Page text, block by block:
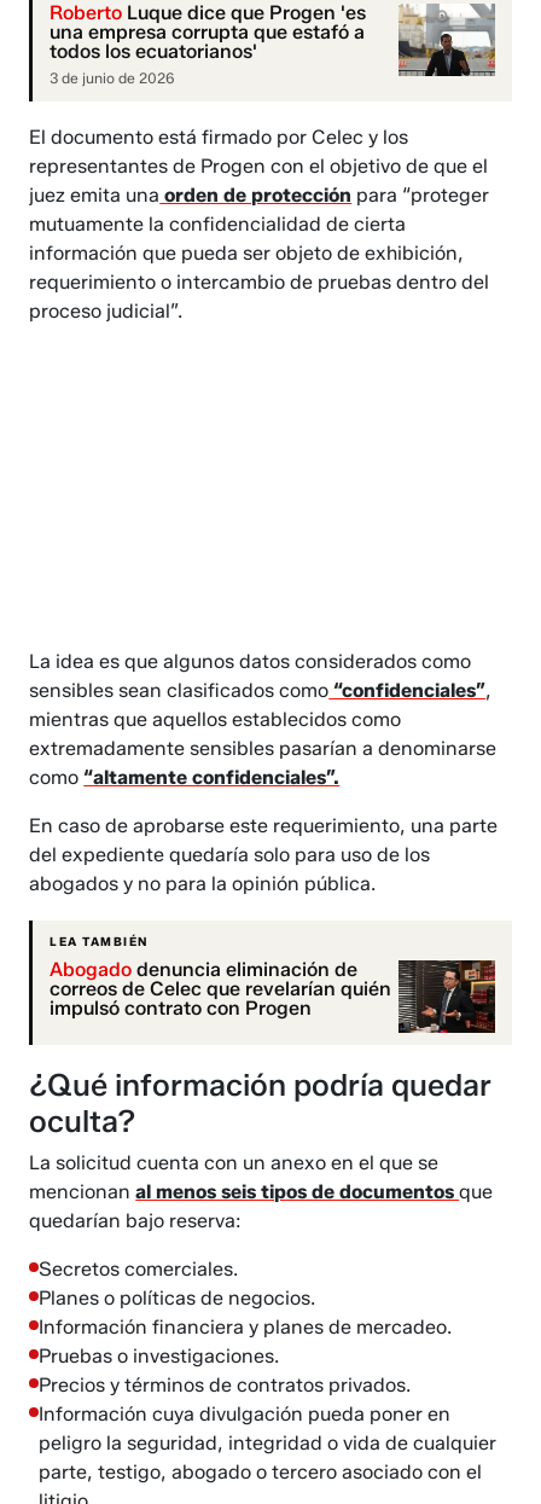
Roberto Luque dice que Progen 'es
una empresa corrupta que estafó a
todos los ecuatorianos'
3 de junio de 2026
El documento está firmado por Celec y los
representantes de Progen con el objetivo de que el
juez emita una orden de protección para “proteger
mutuamente la confidencialidad de cierta
información que pueda ser objeto de exhibición,
requerimiento o intercambio de pruebas dentro del
proceso judicial”.
La idea es que algunos datos considerados como
sensibles sean clasificados como “confidenciales”,
mientras que aquellos establecidos como
extremadamente sensibles pasarían a denominarse
como“altamente confidenciales”.
En caso de aprobarse este requerimiento, una parte
del expediente quedaría solo para uso de los
abogados y no para la opinión pública.
LEA TAMBIÉN
Abogado denuncia eliminación de
correos de Celec que revelarían quién
impulsó contrato con Progen
¿Qué información podría quedar
oculta?
La solicitud cuenta con un anexo en el que se
mencionanal menos seis tipos de documentosque
quedarían bajo reserva:
Secretos comerciales.
Planes o políticas de negocios.
Información financiera y planes de mercadeo.
Pruebas o investigaciones.
Precios y términos de contratos privados.
Información cuya divulgación pueda poner en
peligro la seguridad, integridad o vida de cualquier
parte, testigo, abogado o tercero asociado con el